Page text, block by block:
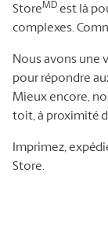
StoreMD est là
complexes.
Nous avons une
pour répondre
Mieux encore,
toit, à proximité
Imprimez,
Store.